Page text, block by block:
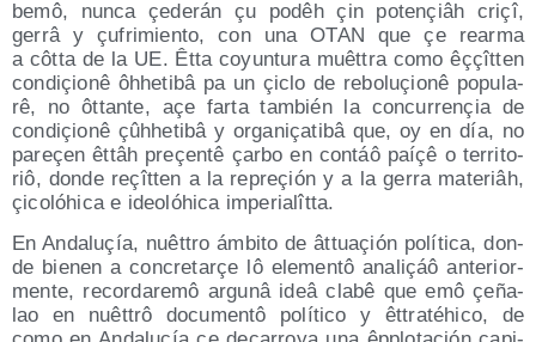
bemô, nun­ca çede­rán çu podêh çin pote­nçiâh criçî,
gerrâ y çufri­mien­to, con una OTAN que çe rear­ma
a côt­ta de la UE. Êtta coyun­tu­ra muêt­tra como êççît­ten
con­diçio­nê ôhhe­ti­bâ pa un çiclo de rebo­luçio­nê popu­la­
rê, no ôttan­te, açe far­ta tam­bién la con­cu­rre­nçia de
con­diçio­nê çûhhe­ti­bâ y orga­niça­ti­bâ que, oy en día, no
pareçen êttâh preçen­tê çar­bo en con­táô paíçê o terri­to­
riô, don­de reçît­ten a la repreçión y a la gerra mate­riâh,
çico­lóhi­ca e ideo­lóhi­ca imperialîtta.
En Anda­luçía, nuêt­tro ámbi­to de âttuaçión polí­ti­ca, don­
de bie­nen a con­cre­ta­rçe lô ele­men­tô ana­liçáô ante­rior­
men­te, recor­da­re­mô argu­nâ ideâ cla­bê que emô çeña­
lao en nuêt­trô docu­men­tô polí­ti­co y êttra­téhi­co, de